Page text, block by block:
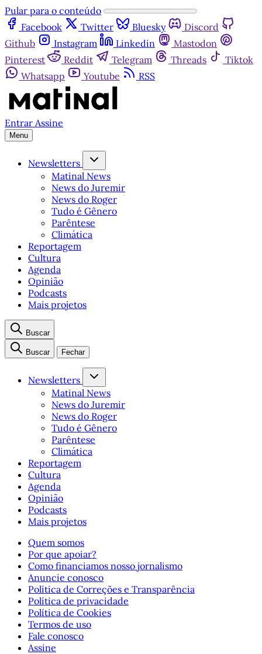
Pular para o conteúdo
Facebook
Twitter Bluesky
Discord
Github
Instagram Linkedin
Mastodon
Pinterest
Reddit Telegram Threads
Tiktok
Whatsapp
Youtube RSS
Entrar Assine
Menu
Newsletters
Matinal News
News do Juremir
News do Roger
Tudo é Gênero
Parêntese
Climática
Reportagem
Cultura
Agenda
Opinião
Podcasts
Mais projetos
Buscar
Buscar Fechar
Newsletters
Matinal News
News do Juremir
News do Roger
Tudo é Gênero
Parêntese
Climática
Reportagem
Cultura
Agenda
Opinião
Podcasts
Mais projetos
Quem somos
Por que apoiar?
Como financiamos nosso jornalismo
Anuncie conosco
Política de Correções e Transparência
Política de privacidade
Política de Cookies
Termos de uso
Fale conosco
Assine